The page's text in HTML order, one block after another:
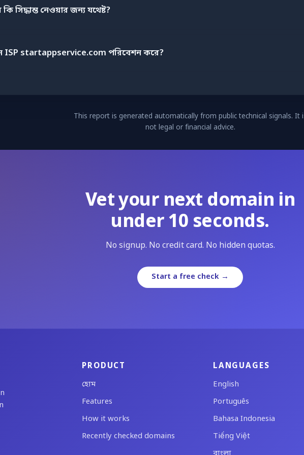
কি সিদ্ধান্ত নেওয়ার জন্য যথেষ্ট?
ISP startappservice.com পরিবেশন করে?
This report is generated automatically from public technical signals. It
not legal or financial advice.
Vet your next domain in
under 10 seconds.
No signup. No credit card. No hidden quotas.
Start a free check →
PRODUCT
হোম
Features
How it works
Recently checked domains
LANGUAGES
English
Português
Bahasa Indonesia
Tiếng Việt